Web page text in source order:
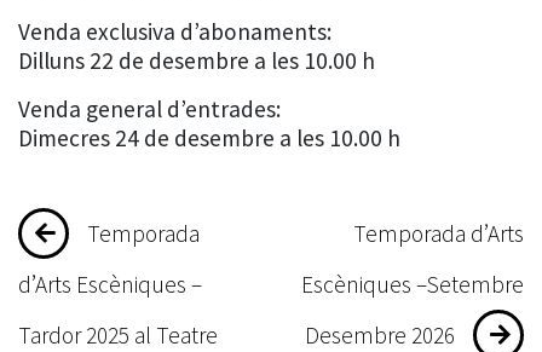
Venda exclusiva d’abonaments:
Dilluns 22 de desembre a les 10.00 h
Venda general d’entrades:
Dimecres 24 de desembre a les 10.00 h
Navegació
d'entrades
Temporada
d’Arts Escèniques –
Tardor 2025 al Teatre
Temporada d’Arts
Escèniques –Setembre
Desembre 2026